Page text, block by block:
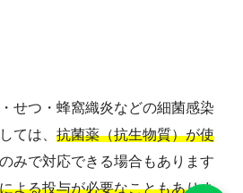
せつ・蜂窩織炎などの細菌感染
ては、 抗菌薬（抗生物質）が使
みで対応できる場合もあります
よる投与が必要なこともありま